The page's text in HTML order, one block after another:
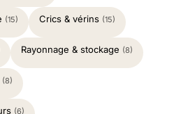
(15) Crics & vérins (15)
Rayonnage & stockage (8)
(8)
(6)